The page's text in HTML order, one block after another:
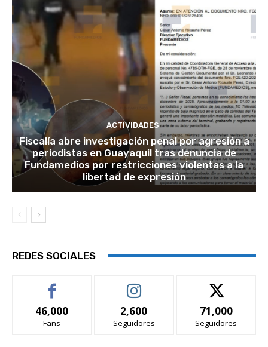
ACTIVIDADES
Fiscalía abre investigación penal por agresión a
periodistas en Guayaquil tras denuncia de
Fundamedios por restricciones violentas a la
libertad de expresión
REDES SOCIALES
46,000
Fans
2,600
Seguidores
71,000
Seguidores